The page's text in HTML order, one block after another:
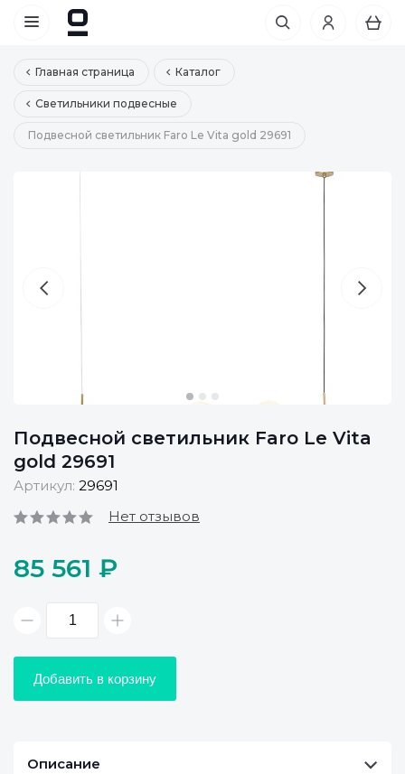
Главная страница Каталог
Светильники подвесные
Подвесной светильник Faro Le Vita gold 29691
Подвесной светильник Faro Le Vita
gold 29691
Артикул: 29691
Нет отзывов
85 561 ₽
Добавить в корзину
Описание